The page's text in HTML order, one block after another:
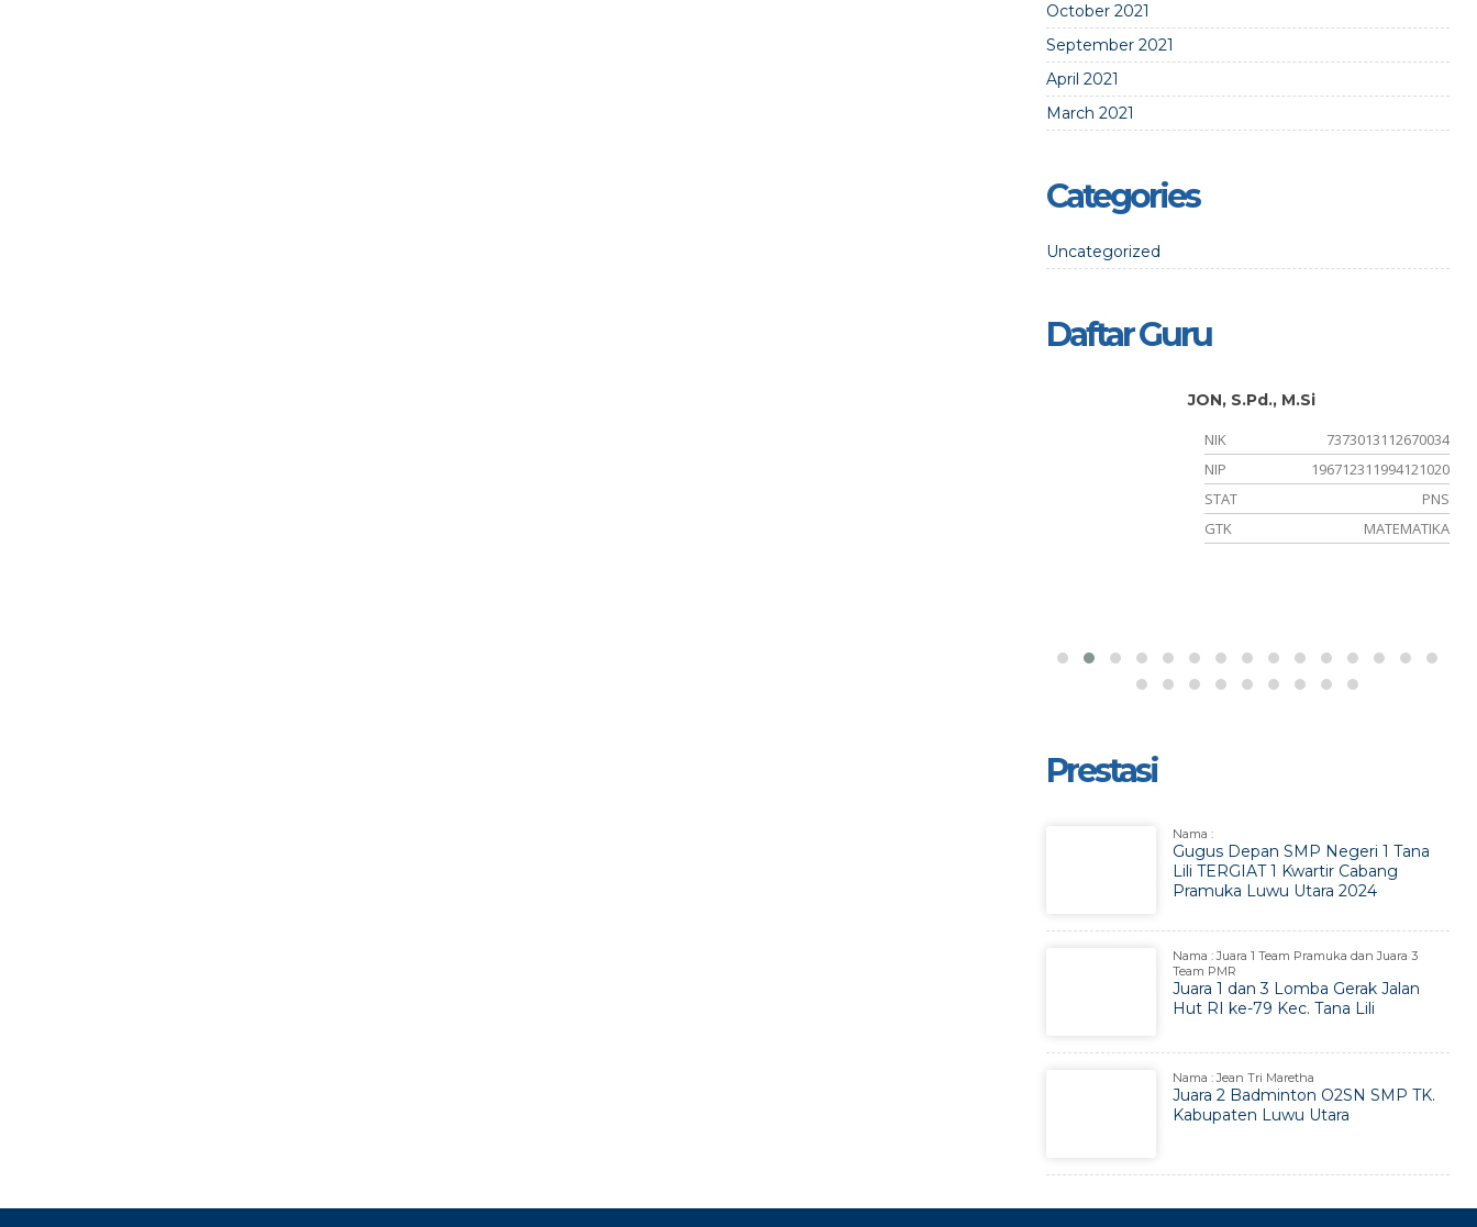
October 2021
September 2021
April 2021
March 2021
Categories
Uncategorized
Daftar Guru
JON, S.Pd., M.Si
NIK
7373013112670034
NIP
196712311994121020
STAT
PNS
GTK
MATEMATIKA
Prestasi
Nama :
Gugus Depan SMP Negeri 1 Tana
Lili TERGIAT 1 Kwartir Cabang
Pramuka Luwu Utara 2024
Nama : Juara 1 Team Pramuka dan Juara 3
Team PMR
Juara 1 dan 3 Lomba Gerak Jalan
Hut RI ke-79 Kec. Tana Lili
Nama : Jean Tri Maretha
Juara 2 Badminton O2SN SMP TK.
Kabupaten Luwu Utara